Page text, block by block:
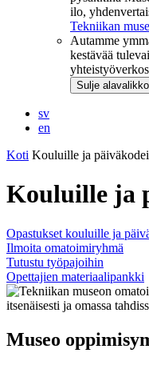
ilo,
Tekniikan
Autamme
kestävää
Sulje alavalikko
sv
en
Koti Kouluille ja
Kouluille ja
Opastukset kouluille ja
Ilmoita omatoimiryhmä
Tutustu työpajoihin
Opettajien materiaalipankki
Museo